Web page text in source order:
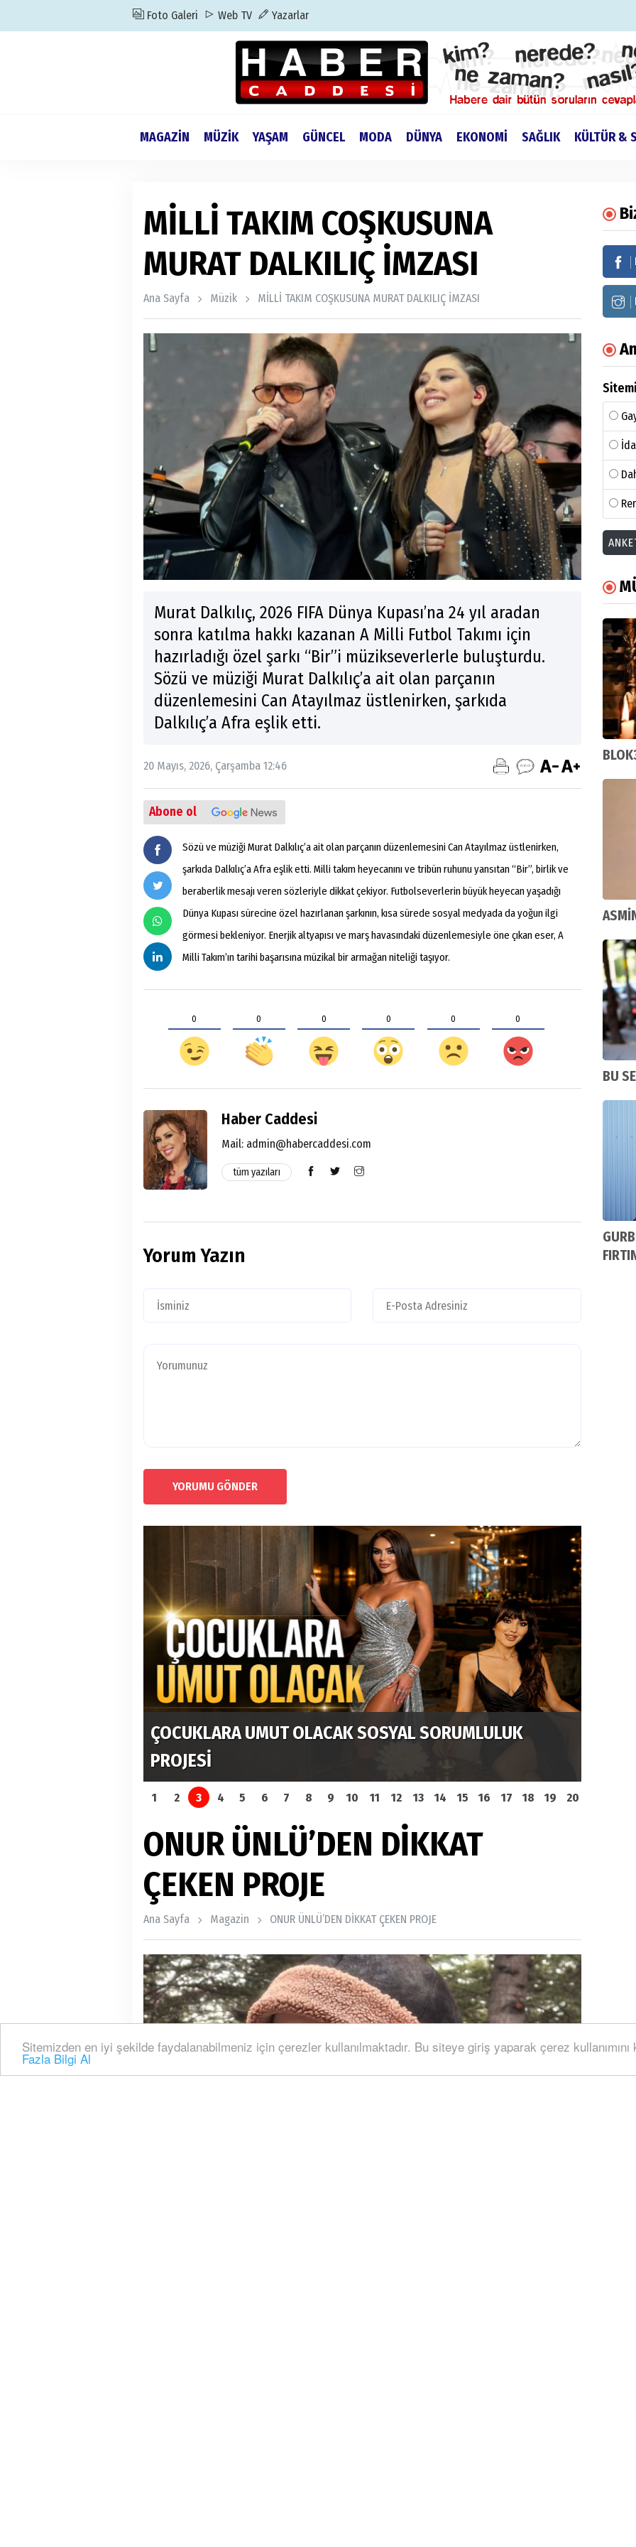
Sitemizden en iyi şekilde faydalanabilmeniz için çerezler kullanılmaktadır. Bu siteye giriş yaparak çerez kullanımını
Fazla Bilgi Al
Foto Galeri Web TV Yazarlar
MAGAZİN MÜZİK YAŞAM GÜNCEL MODA DÜNYA EKONOMİ SAĞLIK KÜLTÜR &
MİLLİ TAKIM COŞKUSUNA
MURAT DALKILIÇ İMZASI
Ana Sayfa Müzik MİLLİ TAKIM COŞKUSUNA MURAT DALKILIÇ İMZASI
Murat Dalkılıç, 2026 FIFA Dünya Kupası’na 24 yıl aradan
sonra katılma hakkı kazanan A Milli Futbol Takımı için
hazırladığı özel şarkı “Bir”i müzikseverlerle buluşturdu.
Sözü ve müziği Murat Dalkılıç’a ait olan parçanın
düzenlemesini Can Atayılmaz üstlenirken, şarkıda
Dalkılıç’a Afra eşlik etti.
20 Mayıs, 2026, Çarşamba 12:46
Abone ol
Sözü ve müziği Murat Dalkılıç’a ait olan parçanın düzenlemesini Can Atayılmaz üstlenirken,
şarkıda Dalkılıç’a Afra eşlik etti. Milli takım heyecanını ve tribün ruhunu yansıtan “Bir”, birlik ve
beraberlik mesajı veren sözleriyle dikkat çekiyor. Futbolseverlerin büyük heyecan yaşadığı
Dünya Kupası sürecine özel hazırlanan şarkının, kısa sürede sosyal medyada da yoğun ilgi
görmesi bekleniyor. Enerjik altyapısı ve marş havasındaki düzenlemesiyle öne çıkan eser, A
Milli Takım’ın tarihi başarısına müzikal bir armağan niteliği taşıyor.
0 0 0 0 0 0
Haber Caddesi
Mail: admin@habercaddesi.com
tüm yazıları
Yorum Yazın
YORUMU GÖNDER
ÇOCUKLARA UMUT OLACAK SOSYAL SORUMLULUK
PROJESİ
1 2 3 4 5 6 7 8 9 10 11 12 13 14 15 16 17 18 19 20
ONUR ÜNLÜ’DEN DİKKAT
ÇEKEN PROJE
Ana Sayfa Magazin ONUR ÜNLÜ’DEN DİKKAT ÇEKEN PROJE
BU